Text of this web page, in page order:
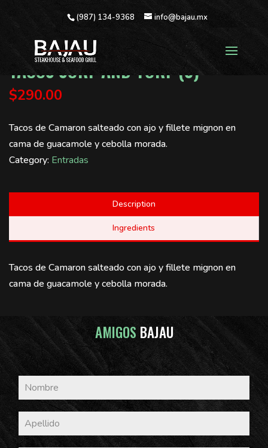
(987) 134-9368 info@bajau.mx
TACOS SURF AND TURF (3)
$290.00
Tacos de Camaron salteado con ajo y fillete mignon en
cama de guacamole y cebolla morada.
Category: Entradas
Description
Ingredients
Tacos de Camaron salteado con ajo y fillete mignon en
cama de guacamole y cebolla morada.
AMIGOS BAJAU